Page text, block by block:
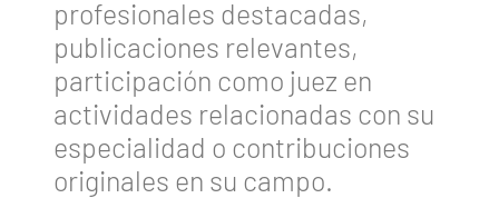
profesionales destacadas,
publicaciones relevantes,
participación como juez en
actividades relacionadas con su
especialidad o contribuciones
originales en su campo.